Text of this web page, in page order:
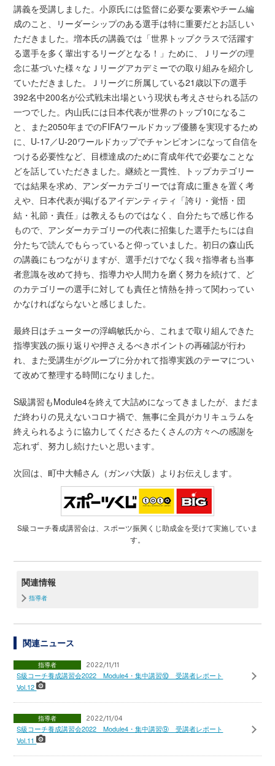
講義を受講しました。小原氏には監督に必要な要素やチーム編
成のこと、リーダーシップのある選手は特に重要だとお話しい
ただきました。増本氏の講義では「世界トップクラスで活躍す
る選手を多く輩出するリーグとなる！」ために、Ｊリーグの理
念に基づいた様々なＪリーグアカデミーでの取り組みを紹介し
ていただきました。Ｊリーグに所属している21歳以下の選手
392名中200名が公式戦未出場という現状も考えさせられる話の
一つでした。内山氏には日本代表が世界のトップ10になるこ
と、また2050年までのFIFAワールドカップ優勝を実現するため
に、U-17／U-20ワールドカップでチャンピオンになって自信を
つける必要性など、目標達成のために育成年代で必要なことな
どを話していただきました。継続と一貫性、トップカテゴリー
では結果を求め、アンダーカテゴリーでは育成に重きを置く考
えや、日本代表が掲げるアイデンティティ「誇り・覚悟・団
結・礼節・責任」は教えるものではなく、自分たちで感じ作る
もので、アンダーカテゴリーの代表に招集した選手たちには自
分たちで読んでもらっていると仰っていました。初日の森山氏
の講義にもつながりますが、選手だけでなく我々指導者も当事
者意識を改めて持ち、指導力や人間力を磨く努力を続けて、ど
のカテゴリーの選手に対しても責任と情熱を持って関わってい
かなければならないと感じました。
最終日はチューターの浮嶋敏氏から、これまで取り組んできた
指導実践の振り返りや押さえるべきポイントの再確認が行わ
れ、また受講生がグループに分かれて指導実践のテーマについ
て改めて整理する時間になりました。
S級講習もModule4を終えて大詰めになってきましたが、まだま
だ終わりの見えないコロナ禍で、無事に全員がカリキュラムを
終えられるように協力してくださるたくさんの方々への感謝を
忘れず、努力し続けたいと思います。
次回は、町中大輔さん（ガンバ大阪）よりお伝えします。
S級コーチ養成講習会は、スポーツ振興くじ助成金を受けて実施していま
す。
関連情報
指導者
関連ニュース
指導者 2022/11/11
S級コーチ養成講習会2022 Module4・集中講習⑩ 受講者レポート
Vol.12
指導者 2022/11/04
S級コーチ養成講習会2022 Module4・集中講習⑨ 受講者レポート
Vol.11